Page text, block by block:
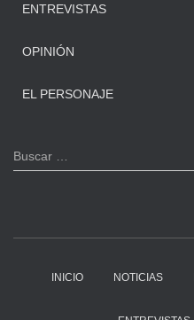
ENTREVISTAS
OPINIÓN
EL PERSONAJE
B
u
Buscar …
INICIO NOTICIAS